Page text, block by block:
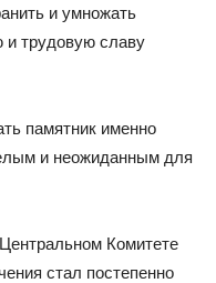
и умножать
и трудовую славу
памятник именно
и неожиданным для
Комитете
стал постепенно